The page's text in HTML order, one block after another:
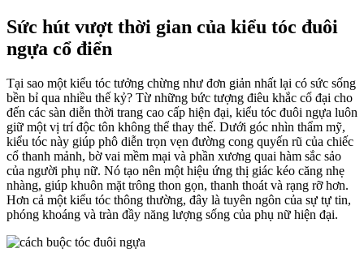
Sức hút vượt thời gian của kiểu tóc đuôi
ngựa cổ điển
Tại sao một kiểu tóc tưởng chừng như đơn giản nhất lại có sức sống
bền bỉ qua nhiều thế kỷ? Từ những bức tượng điêu khắc cổ đại cho
đến các sàn diễn thời trang cao cấp hiện đại, kiểu tóc đuôi ngựa luôn
giữ một vị trí độc tôn không thể thay thế. Dưới góc nhìn thẩm mỹ,
kiểu tóc này giúp phô diễn trọn vẹn đường cong quyến rũ của chiếc
cổ thanh mảnh, bờ vai mềm mại và phần xương quai hàm sắc sảo
của người phụ nữ. Nó tạo nên một hiệu ứng thị giác kéo căng nhẹ
nhàng, giúp khuôn mặt trông thon gọn, thanh thoát và rạng rỡ hơn.
Hơn cả một kiểu tóc thông thường, đây là tuyên ngôn của sự tự tin,
phóng khoáng và tràn đầy năng lượng sống của phụ nữ hiện đại.